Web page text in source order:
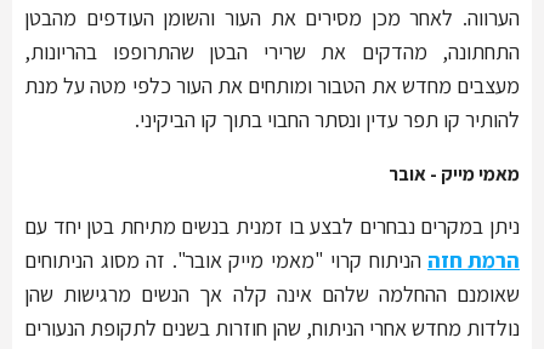
הערווה. לאחר מכן מסירים את העור והשומן העודפים מהבטן
התחתונה, מהדקים את שרירי הבטן שהתרופפו בהריונות,
מעצבים מחדש את הטבור ומותחים את העור כלפי מטה על מנת
להותיר קו תפר עדין ונסתר החבוי בתוך קו הביקיני.
מאמי מייק - אובר
ניתן במקרים נבחרים לבצע בו זמנית בנשים מתיחת בטן יחד עם
הרמת חזה הניתוח קרוי "מאמי מייק אובר". זה מסוג הניתוחים
שאומנם ההחלמה שלהם אינה קלה אך הנשים מרגישות שהן
נולדות מחדש אחרי הניתוח, שהן חוזרות בשנים לתקופת הנעורים